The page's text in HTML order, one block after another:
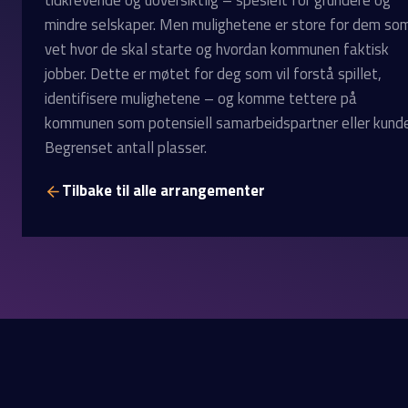
mindre selskaper. Men mulighetene er store for dem
vet hvor de skal starte og hvordan kommunen faktisk
jobber. Dette er møtet for deg som vil forstå spillet,
identifisere mulighetene – og komme tettere på
kommunen som potensiell samarbeidspartner eller
Begrenset antall plasser.
Tilbake til alle arrangementer